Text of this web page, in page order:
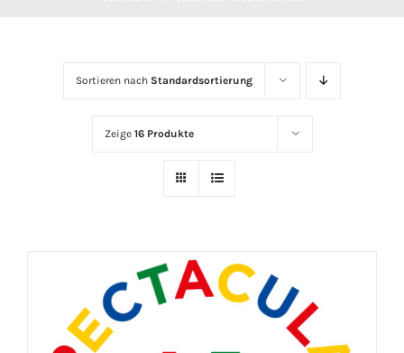
Sortieren nach Standardsortierung
Zeige 16 Produkte